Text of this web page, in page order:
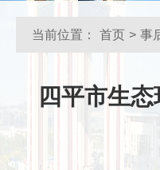
当前位置： 首页 > 事
四平市生